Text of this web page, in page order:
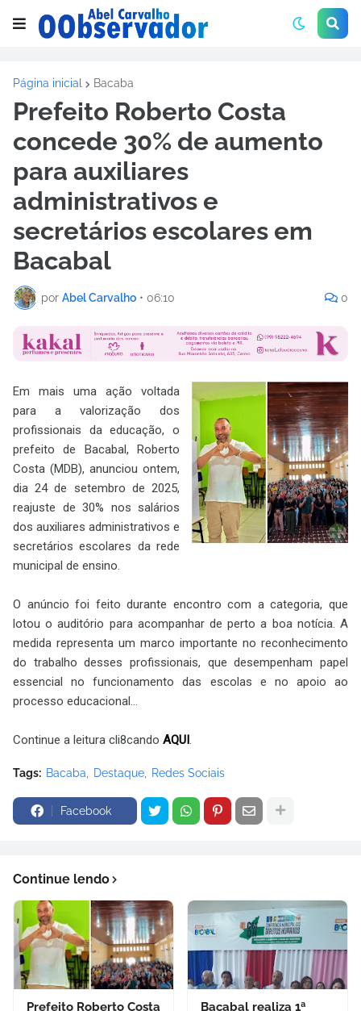
Página inicial Bacaba
Prefeito Roberto Costa
concede 30% de aumento
para auxiliares
administrativos e
secretários escolares em
Bacabal
por Abel Carvalho • 06:10 0
Em mais uma ação voltada
para a valorização dos
profissionais da educação, o
prefeito de Bacabal, Roberto
Costa (MDB), anunciou ontem,
dia 24 de setembro de 2025,
reajuste de 30% nos salários
dos auxiliares administrativos e
secretários escolares da rede
municipal de ensino.
O anúncio foi feito durante encontro com a categoria, que
lotou o auditório para acompanhar de perto a boa notícia. A
medida representa um marco importante no reconhecimento
do trabalho desses profissionais, que desempenham papel
essencial no funcionamento das escolas e no apoio ao
processo educacional...
Continue a leitura cli8cando AQUI.
Tags: Bacaba Destaque Redes Sociais
Facebook
Continue lendo
Prefeito Roberto Costa
Bacabal realiza 1ª